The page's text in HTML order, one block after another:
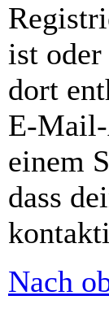
ist
dort
E-Mail-
einem
dass
Nach